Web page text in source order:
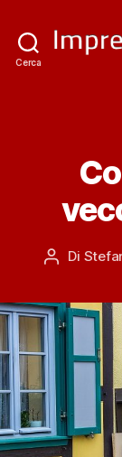
Cerca
Autore
Di